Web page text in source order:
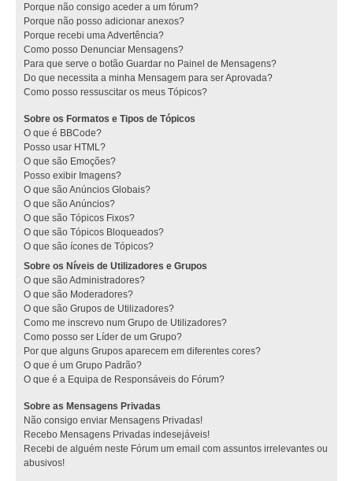
Porque não consigo aceder a um fórum?
Porque não posso adicionar anexos?
Porque recebi uma Advertência?
Como posso Denunciar Mensagens?
Para que serve o botão Guardar no Painel de Mensagens?
Do que necessita a minha Mensagem para ser Aprovada?
Como posso ressuscitar os meus Tópicos?
Sobre os Formatos e Tipos de Tópicos
O que é BBCode?
Posso usar HTML?
O que são Emoções?
Posso exibir Imagens?
O que são Anúncios Globais?
O que são Anúncios?
O que são Tópicos Fixos?
O que são Tópicos Bloqueados?
O que são ícones de Tópicos?
Sobre os Níveis de Utilizadores e Grupos
O que são Administradores?
O que são Moderadores?
O que são Grupos de Utilizadores?
Como me inscrevo num Grupo de Utilizadores?
Como posso ser Líder de um Grupo?
Por que alguns Grupos aparecem em diferentes cores?
O que é um Grupo Padrão?
O que é a Equipa de Responsáveis do Fórum?
Sobre as Mensagens Privadas
Não consigo enviar Mensagens Privadas!
Recebo Mensagens Privadas indesejáveis!
Recebi de alguém neste Fórum um email com assuntos irrelevantes ou
abusivos!